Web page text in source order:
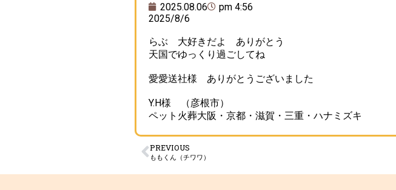
2025.08.06
pm 4:56
2025/8/6
らぶ 大好きだよ ありがとう
天国でゆっくり過ごしてね
愛愛送社様 ありがとうございました
Y.H様 （彦根市）
ペット火葬大阪・京都・滋賀・三重・ハナミズキ
PREVIOUS
ももくん（チワワ）